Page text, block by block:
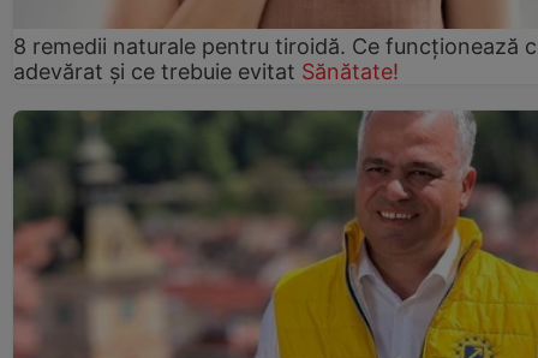
8 remedii naturale pentru tiroidă. Ce funcționează
adevărat și ce trebuie evitat Sănătate!